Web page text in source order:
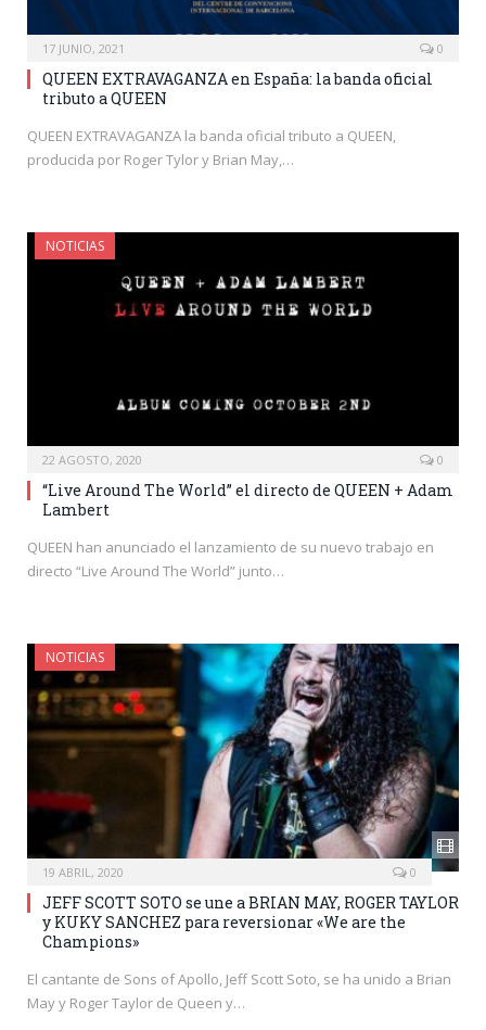
17 JUNIO, 2021 0
QUEEN EXTRAVAGANZA en España: la banda oficial
tributo a QUEEN
QUEEN EXTRAVAGANZA la banda oficial tributo a QUEEN,
producida por Roger Tylor y Brian May,…
NOTICIAS
22 AGOSTO, 2020 0
“Live Around The World” el directo de QUEEN + Adam
Lambert
QUEEN han anunciado el lanzamiento de su nuevo trabajo en
directo “Live Around The World” junto…
NOTICIAS
19 ABRIL, 2020 0
JEFF SCOTT SOTO se une a BRIAN MAY, ROGER TAYLOR
y KUKY SANCHEZ para reversionar «We are the
Champions»
El cantante de Sons of Apollo, Jeff Scott Soto, se ha unido a Brian
May y Roger Taylor de Queen y…